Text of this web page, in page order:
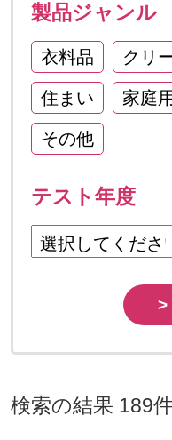
製品ジャンル
衣料品 クリ
住まい
家庭
その他
テスト年度
>
検索の結果 189